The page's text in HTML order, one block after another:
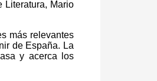
Literatura, Mario
más relevantes
de España. La
y acerca los